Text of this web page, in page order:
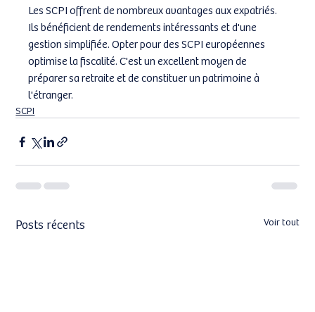
Les SCPI offrent de nombreux avantages aux expatriés.
Ils bénéficient de rendements intéressants et d'une
gestion simplifiée. Opter pour des SCPI européennes
optimise la fiscalité. C'est un excellent moyen de
préparer sa retraite et de constituer un patrimoine à
l'étranger.
SCPI
Posts récents Voir tout